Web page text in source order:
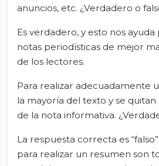
anuncios, etc. ¿Verdadero o
Es verdadero, y esto nos
notas periodísticas de mejor
de los lectores.
Para realizar adecuadamente
la mayoría del texto y se
de la nota informativa.
La respuesta correcta es
para realizar un resumen son